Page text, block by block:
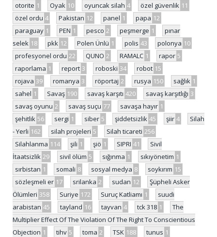
otorite 1 Oyak 10 oyuncak silah 4 özel güvenlik 11
özel ordu 4 Pakistan 12 panel 1 papa 12
paraguay 1 PEN 1 pesco 2 peşmerge 1
pınar
selek 18 pkk 12 Polen Ünlü 1 polis 43 polonya 10
profesyonel ordu 22 QUNO 2 RAMALC 1 rapor 5
raporlama 1 report 3 roboski 34 robot 15
rojava 39 romanya 3 röportaj 2 rusya 150 sağlık 1
sahel 1 Savaş 190 savaş karşıtı 420 savaş karşıtlığı 3
savaş oyunu 2 savaş suçu 77 savaşa hayır 1
şehitlik 56 sergi 1 siber 5 şiddetsizlik 45 şiir 4
Silah
- Yerli 162 silah projeleri 5 Silah ticareti 256
Silahlanma 114 şili 1 şiö 1 SIPRI 41
Sivil
İtaatsizlik 29 sivil ölüm 5 sığınma 1 sıkıyönetim 1
sırbistan 1 somali 8 sosyal medya 8 soykırım 15
sözleşmeli er 17 srilanka 2 sudan 12
Şüpheli Asker
Ölümleri 358 Suriye 172 Suruç Katliamı 1
suudi
arabistan 45 tayland 16 tayvan 4 tck 318 1
The
Multiplier Effect Of The Violation Of The Right To Conscientious
Objection 1 tihv 5 toma 2 TSK 188 tunus 1